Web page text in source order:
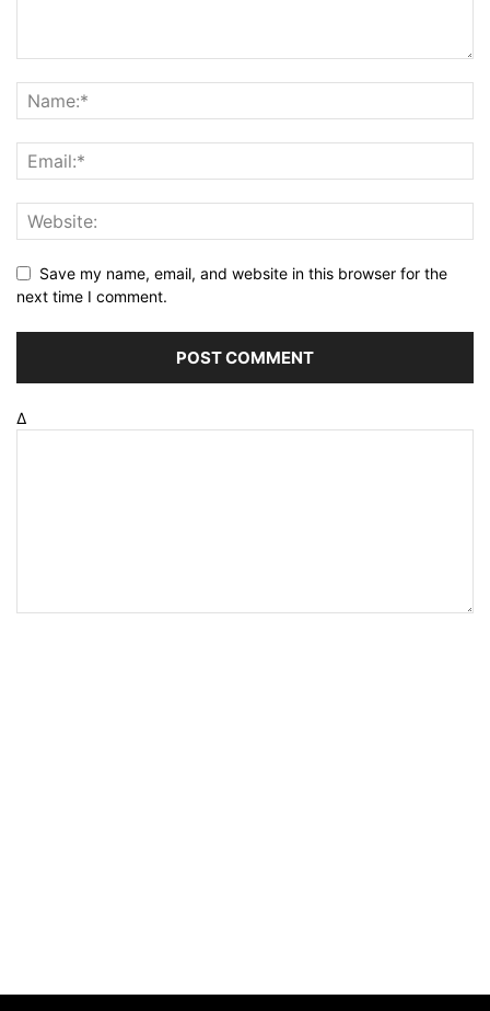
Save my name, email, and website in this browser for the
next time I comment.
Δ